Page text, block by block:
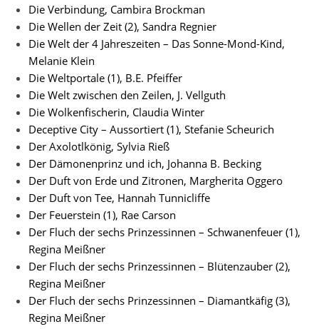
Die Verbindung, Cambira Brockman
Die Wellen der Zeit (2), Sandra Regnier
Die Welt der 4 Jahreszeiten – Das Sonne-Mond-Kind,
Melanie Klein
Die Weltportale (1), B.E. Pfeiffer
Die Welt zwischen den Zeilen, J. Vellguth
Die Wolkenfischerin, Claudia Winter
Deceptive City – Aussortiert (1), Stefanie Scheurich
Der Axolotlkönig, Sylvia Rieß
Der Dämonenprinz und ich, Johanna B. Becking
Der Duft von Erde und Zitronen, Margherita Oggero
Der Duft von Tee, Hannah Tunnicliffe
Der Feuerstein (1), Rae Carson
Der Fluch der sechs Prinzessinnen – Schwanenfeuer (1),
Regina Meißner
Der Fluch der sechs Prinzessinnen – Blütenzauber (2),
Regina Meißner
Der Fluch der sechs Prinzessinnen – Diamantkäfig (3),
Regina Meißner